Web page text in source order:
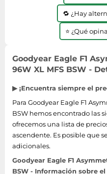
🔁 ¿Hay
⭐ ¿Qué
Goodyear Eagle F1
96W XL MFS BSW -
▶ ¡Encuentra siempre el
Para Goodyear Eagle F1
BSW hemos encontrado las
ofrecemos una lista de
ascendente. Es posible que
adicionales.
Goodyear Eagle F1
BSW - Información sobre